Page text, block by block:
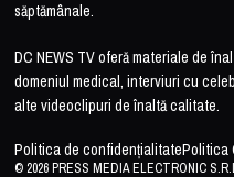
săptămânale.
DC NEWS TV oferă materiale de
domeniul medical, interviuri cu
alte videoclipuri de înaltă calitate.
Politica de confidențialitatePolitica
© 2026 PRESS MEDIA ELECTRONIC